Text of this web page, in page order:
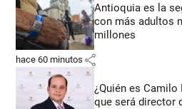
Antioquia es la
con más adultos
millones
hace 60 minutos share
¿Quién es
que será director